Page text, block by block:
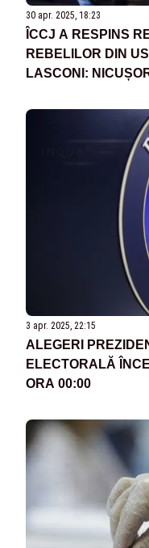
30 apr. 2025, 18:23
ÎCCJ A RESPINS
REBELILOR DIN
LASCONI:
3 apr. 2025, 22:15
ALEGERI
ELECTORALĂ
ORA 00:00